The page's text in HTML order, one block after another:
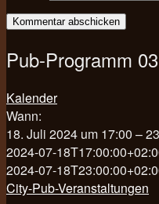
Pub-Programm
Kalender
Wann:
18. Juli 2024 um 17:00 –
2024-07-
2024-07-
City-Pub-Veranstaltungen